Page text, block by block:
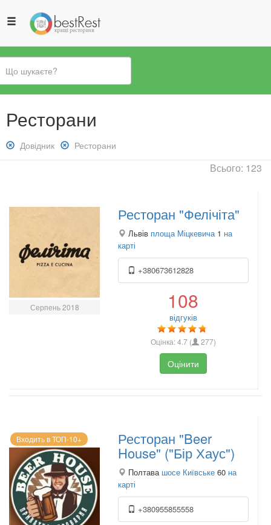
Ви
єРесторани
Зняти
фільтр:
Довідник
Зняти
фільтр:
Ресторани
Всього: 123
Серпень 2018
Ресторан "Фелічіта"
Львів площа Міцкевича1 на
карті
+380673612828
108
відгуків
Оцінка:4.7 ( 277)
Оцінити
Входить в ТОП-10+ Ресторан "Beer
House" ("Бір Хаус")
Полтава шосе Київське 60 на
карті
+380955855558